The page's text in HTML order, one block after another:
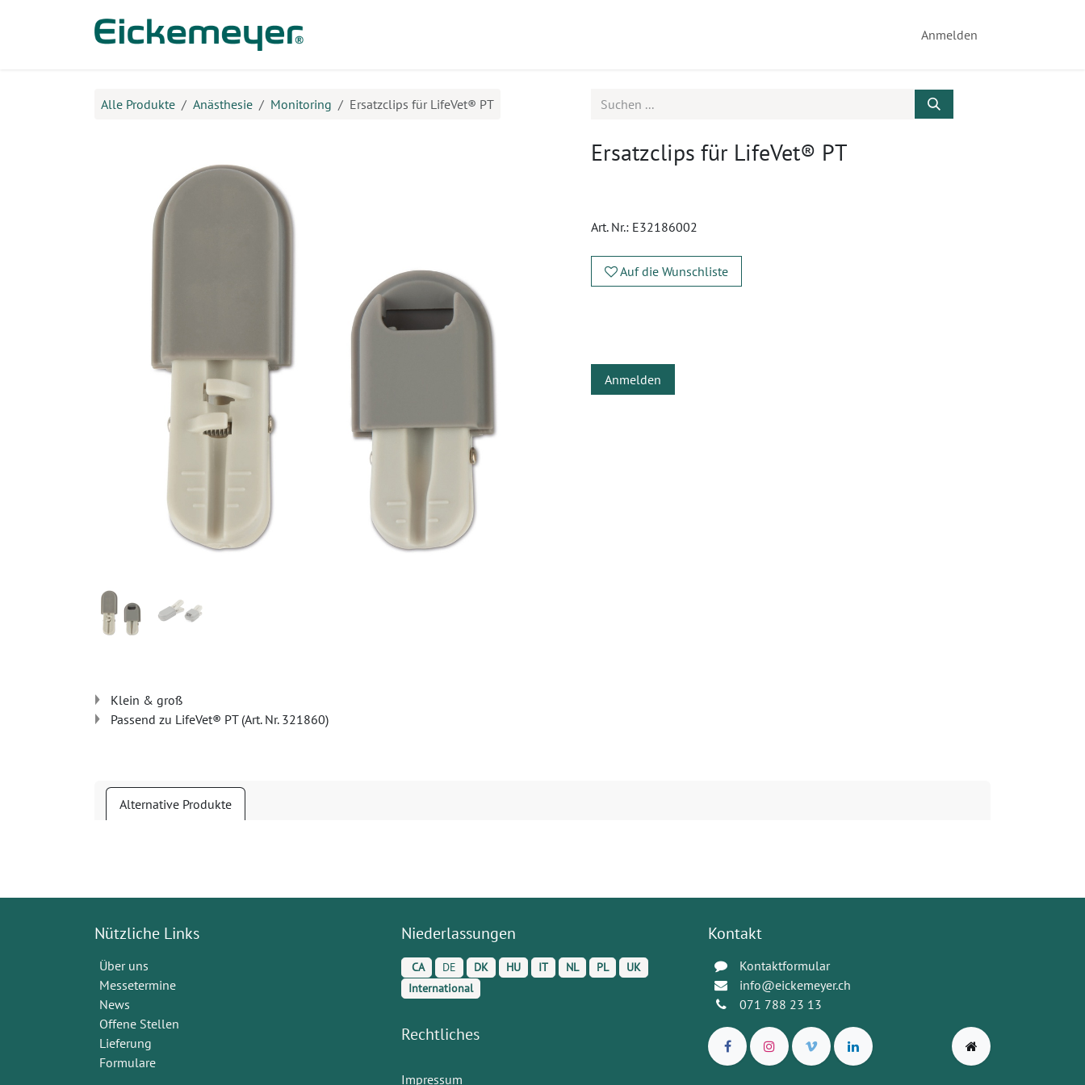
Anmelden
Alle Produkte Anästhesie Monitoring Ersatzclips für LifeVet® PT
Ersatzclips für LifeVet® PT
Art. Nr.: E32186002
Auf die Wunschliste
Anmelden
Klein & groß
Passend zu LifeVet® PT (Art. Nr. 321860)
Alternative Produkte
Nützliche Links
Über uns
Messetermine
News
Offene Stellen
Lieferung
Formulare
Niederlassungen
CA DE DK HU IT NL PL
UK
International
Rechtliches
Impressum
Kontakt
Kontaktformular
info@eickemeyer.ch
071 788 23 13